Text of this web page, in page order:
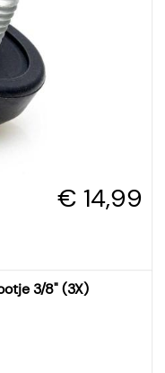
€ 14,99
3/8" (3X)